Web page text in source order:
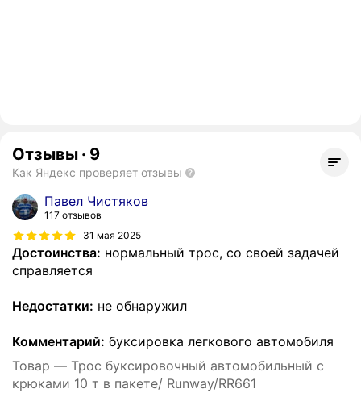
Отзывы · 9
Как Яндекс проверяет отзывы
Павел Чистяков
117 отзывов
31 мая 2025
Достоинства: нормальный трос, со своей задачей
справляется
Недостатки: не обнаружил
Комментарий: буксировка легкового автомобиля
Товар — Трос буксировочный автомобильный с
крюками 10 т в пакете/ Runway/RR661